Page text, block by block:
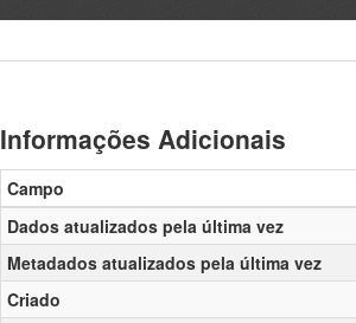
Informações Adicionais
Campo
Dados atualizados pela última vez
Metadados atualizados pela última vez
Criado